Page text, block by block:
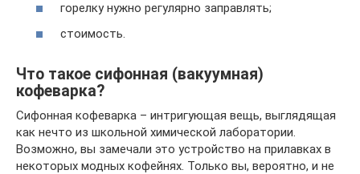
горелку нужно регулярно заправлять;
стоимость.
Что такое сифонная (вакуумная)
кофеварка?
Сифонная кофеварка – интригующая вещь, выглядящая
как нечто из школьной химической лаборатории.
Возможно, вы замечали это устройство на прилавках в
некоторых модных кофейнях. Только вы, вероятно, и не